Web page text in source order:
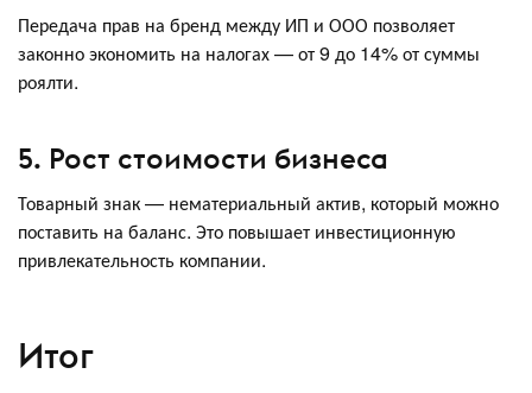
Передача прав на бренд между ИП и ООО позволяет
законно экономить на налогах — от 9 до 14% от суммы
роялти.
5. Рост стоимости бизнеса
Товарный знак — нематериальный актив, который можно
поставить на баланс. Это повышает инвестиционную
привлекательность компании.
Итог